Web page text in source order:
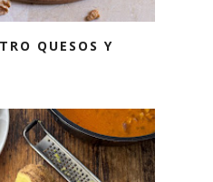
QUESOS Y